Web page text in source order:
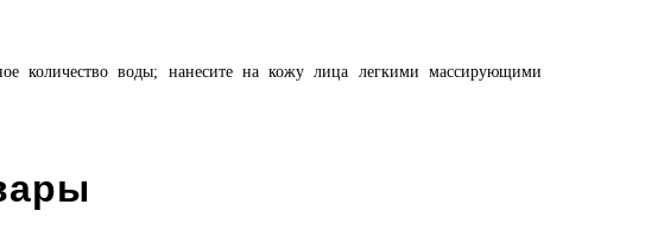
количество воды; нанесите на кожу лица легкими массирующими